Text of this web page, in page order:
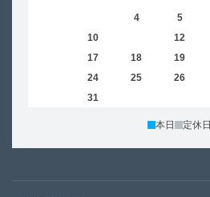
4 5
10 12
17 18 19
24 25 26
31
本日 定休日